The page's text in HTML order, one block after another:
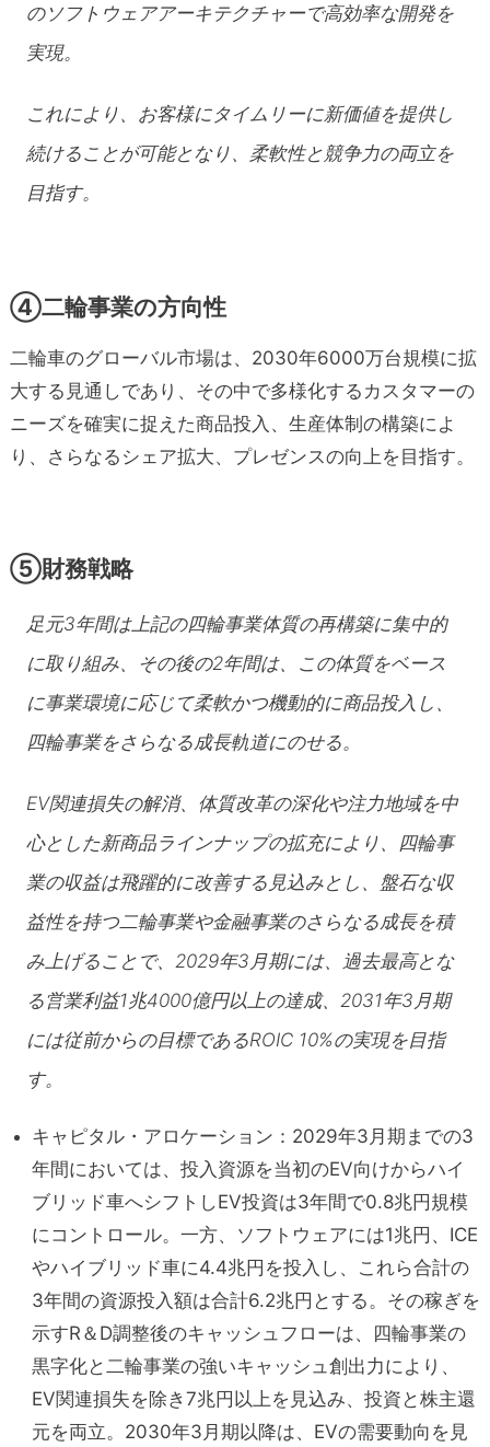
のソフトウェアアーキテクチャーで高効率な開発を
実現。
これにより、お客様にタイムリーに新価値を提供し
続けることが可能となり、柔軟性と競争力の両立を
目指す。
④二輪事業の方向性
二輪車のグローバル市場は、2030年6000万台規模に拡
大する見通しであり、その中で多様化するカスタマーの
ニーズを確実に捉えた商品投入、生産体制の構築によ
り、さらなるシェア拡大、プレゼンスの向上を目指す。
⑤財務戦略
足元3年間は上記の四輪事業体質の再構築に集中的
に取り組み、その後の2年間は、この体質をベース
に事業環境に応じて柔軟かつ機動的に商品投入し、
四輪事業をさらなる成長軌道にのせる。
EV関連損失の解消、体質改革の深化や注力地域を中
心とした新商品ラインナップの拡充により、四輪事
業の収益は飛躍的に改善する見込みとし、盤石な収
益性を持つ二輪事業や金融事業のさらなる成長を積
み上げることで、2029年3月期には、過去最高とな
る営業利益1兆4000億円以上の達成、2031年3月期
には従前からの目標であるROIC 10%の実現を目指
す。
キャピタル・アロケーション：2029年3月期までの3
年間においては、投入資源を当初のEV向けからハイ
ブリッド車へシフトしEV投資は3年間で0.8兆円規模
にコントロール。一方、ソフトウェアには1兆円、ICE
やハイブリッド車に4.4兆円を投入し、これら合計の
3年間の資源投入額は合計6.2兆円とする。その稼ぎを
示すR＆D調整後のキャッシュフローは、四輪事業の
黒字化と二輪事業の強いキャッシュ創出力により、
EV関連損失を除き7兆円以上を見込み、投資と株主還
元を両立。2030年3月期以降は、EVの需要動向を見